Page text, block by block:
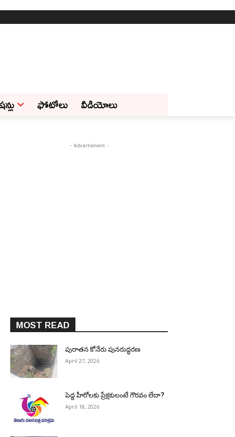
ఫోటోలు వీడియోలు
- Advertisment -
MOST READ
పురాత‌న కోనేరు పున‌రుద్ధ‌ర‌ణ
April 27, 2026
పెద్ద హీరోల‌కు ప్రేక్ష‌కులంటే గౌర‌వం లేదా?
April 18, 2026